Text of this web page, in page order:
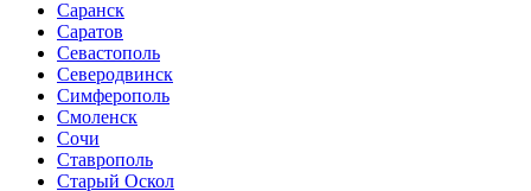
Саранск
Саратов
Севастополь
Северодвинск
Симферополь
Смоленск
Сочи
Ставрополь
Старый Оскол